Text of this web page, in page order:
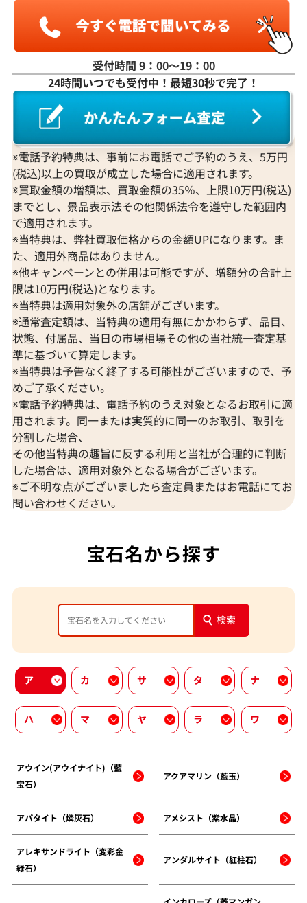
受付時間 9：00〜19：00
24時間いつでも受付中！最短30秒で完了！
※電話予約特典は、事前にお電話でご予約のうえ、5万円
(税込)以上の買取が成立した場合に適用されます。
※買取金額の増額は、買取金額の35％、上限10万円(税込)
までとし、景品表示法その他関係法令を遵守した範囲内
で適用されます。
※当特典は、弊社買取価格からの金額UPになります。ま
た、適用外商品はありません。
※他キャンペーンとの併用は可能ですが、増額分の合計上
限は10万円(税込)となります。
※当特典は適用対象外の店舗がございます。
※通常査定額は、当特典の適用有無にかかわらず、品目、
状態、付属品、当日の市場相場その他の当社統一査定基
準に基づいて算定します。
※当特典は予告なく終了する可能性がございますので、予
めご了承ください。
※電話予約特典は、電話予約のうえ対象となるお取引に適
用されます。同一または実質的に同一のお取引、取引を
分割した場合、
その他当特典の趣旨に反する利用と当社が合理的に判断
した場合は、適用対象外となる場合がございます。
※ご不明な点がございましたら査定員またはお電話にてお
問い合わせください。
宝石名から探す
検索
ア カ サ タ ナ
ハ マ ヤ ラ ワ
アウイン(アウイナイト)（藍
宝石）
アクアマリン（藍玉）
アパタイト（燐灰石） アメシスト（紫水晶）
アレキサンドライト（変彩金
緑石）
アンダルサイト（紅柱石）